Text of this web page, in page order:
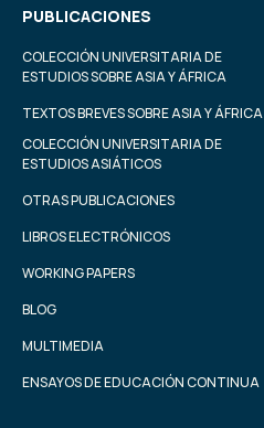
PUBLICACIONES
COLECCIÓN UNIVERSITARIA DE
ESTUDIOS SOBRE ASIA Y ÁFRICA
TEXTOS BREVES SOBRE ASIA Y ÁFRICA
COLECCIÓN UNIVERSITARIA DE
ESTUDIOS ASIÁTICOS
OTRAS PUBLICACIONES
LIBROS ELECTRÓNICOS
WORKING PAPERS
BLOG
MULTIMEDIA
ENSAYOS DE EDUCACIÓN CONTINUA